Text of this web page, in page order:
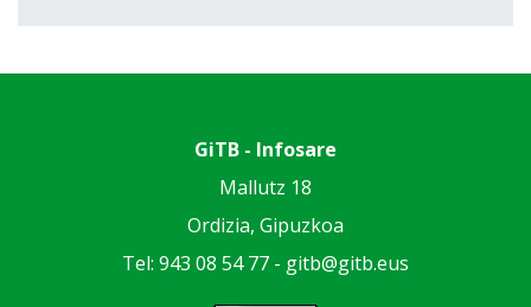
GiTB - Infosare
Mallutz 18
Ordizia, Gipuzkoa
Tel: 943 08 54 77 - gitb@gitb.eus